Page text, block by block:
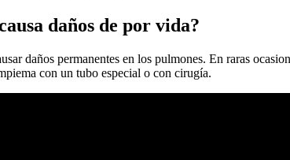
daños de por vida?
daños permanentes en los pulmones. En raras
con un tubo especial o con cirugía.